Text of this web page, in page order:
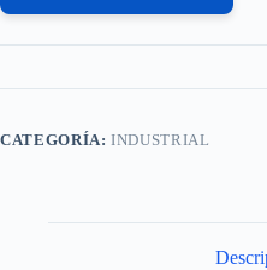
CATEGORÍA:INDUSTRIAL